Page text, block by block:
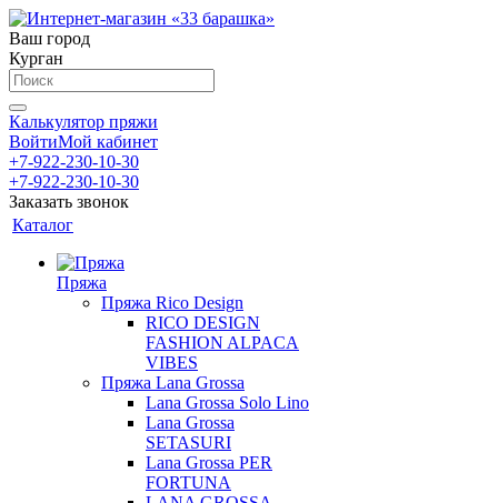
Ваш город
Курган
Калькулятор пряжи
ВойтиМой кабинет
+7-922-230-10-30
+7-922-230-10-30
Заказать звонок
Каталог
Пряжа
Пряжа Rico Design
RICO DESIGN
FASHION ALPACA
VIBES
Пряжа Lana Grossa
Lana Grossa Solo Lino
Lana Grossa
SETASURI
Lana Grossa PER
FORTUNA